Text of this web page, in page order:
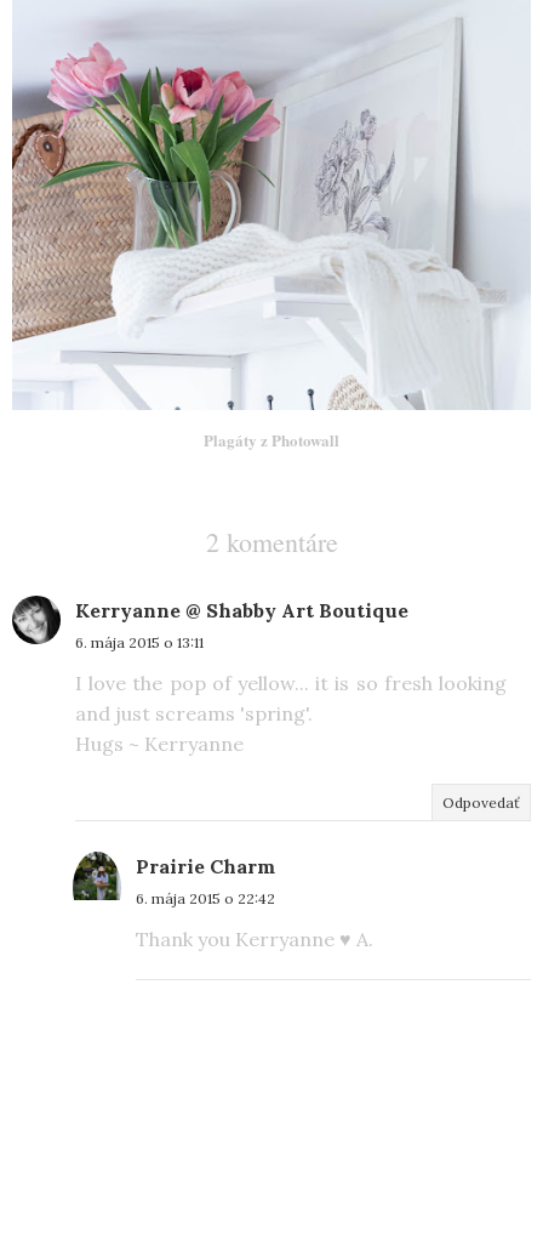
Plagáty z Photowall
2 komentáre
Kerryanne @ Shabby Art Boutique
6. mája 2015 o 13:11
I love the pop of yellow... it is so fresh looking
and just screams 'spring'.
Hugs ~ Kerryanne
Odpovedať
Prairie Charm
6. mája 2015 o 22:42
Thank you Kerryanne ♥ A.